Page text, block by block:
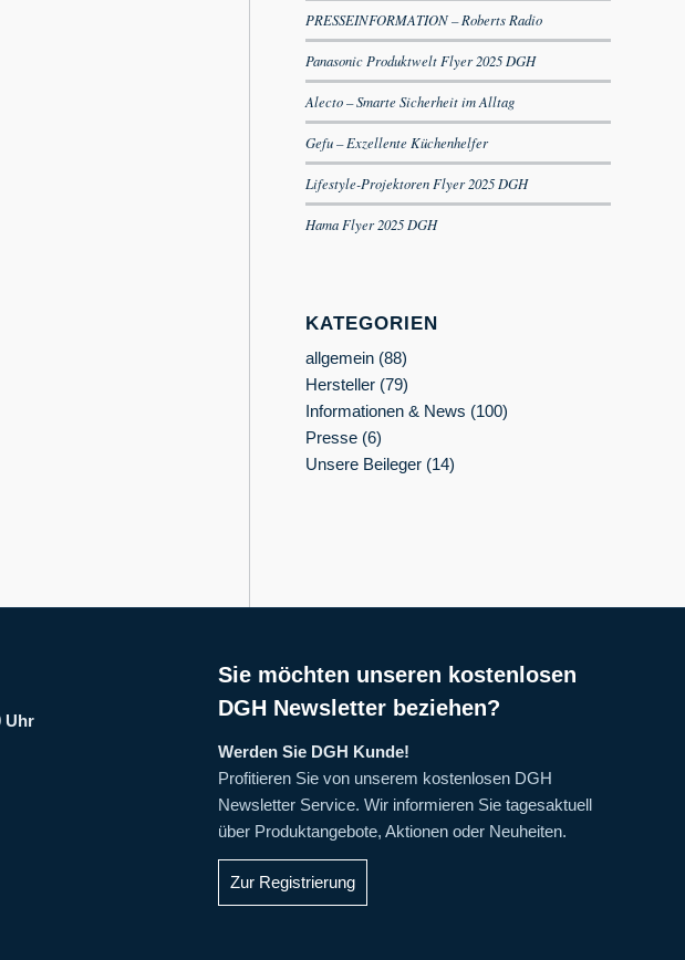
PRESSEINFORMATION – Roberts Radio
Panasonic Produktwelt Flyer 2025 DGH
Alecto – Smarte Sicherheit im Alltag
Gefu – Exzellente Küchenhelfer
Lifestyle-Projektoren Flyer 2025 DGH
Hama Flyer 2025 DGH
KATEGORIEN
allgemein (88)
Hersteller (79)
Informationen & News (100)
Presse (6)
Unsere Beileger (14)
Uhr
Sie möchten unseren kostenlosen
DGH Newsletter beziehen?
Werden Sie DGH Kunde!
Profitieren Sie von unserem kostenlosen DGH
Newsletter Service. Wir informieren Sie tagesaktuell
über Produktangebote, Aktionen oder Neuheiten.
Zur Registrierung